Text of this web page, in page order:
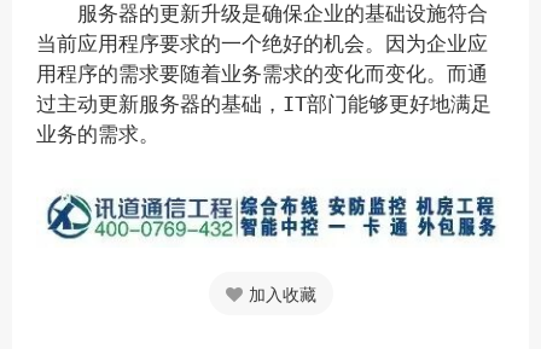
服务器的更新升级是确保企业的基础设施符合
当前应用程序要求的一个绝好的机会。因为企业应
用程序的需求要随着业务需求的变化而变化。而通
过主动更新服务器的基础，IT部门能够更好地满足
业务的需求。
加入收藏